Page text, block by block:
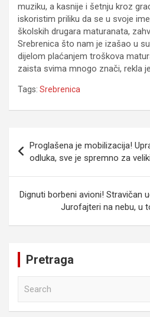
muziku, a kasnije i šetnju kroz
iskoristim priliku da se u svoje
školskih drugara maturanata,
Srebrenica što nam je izašao u
dijelom plaćanjem troškova
zaista svima mnogo znači, rekla
Tags: Srebrenica
članaka
Proglašena je mobilizacija!
odluka, sve je spremno za
Dignuti borbeni avioni! Stravičan
Jurofajteri na nebu, u
Pretraga